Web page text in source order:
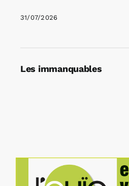
31/07/2026
Les immanquables